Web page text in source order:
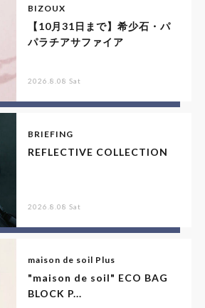
BIZOUX
【10月31日まで】希少石・パ
パラチアサファイア
2026.8.08 Sat
BRIEFING
REFLECTIVE COLLECTION
2026.8.08 Sat
maison de soil Plus
"maison de soil" ECO BAG
BLOCK P...